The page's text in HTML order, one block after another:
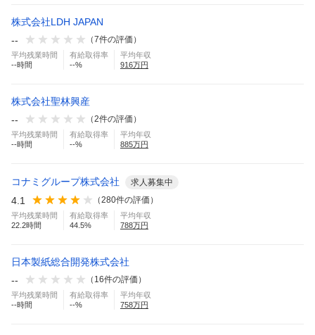
株式会社LDH JAPAN
--
（7件の評価）
平均残業時間
--時間
有給取得率
--%
平均年収
916万円
株式会社聖林興産
--
（2件の評価）
平均残業時間
--時間
有給取得率
--%
平均年収
885万円
コナミグループ株式会社 求人募集中
4.1 （280件の評価）
平均残業時間
22.2時間
有給取得率
44.5%
平均年収
788万円
日本製紙総合開発株式会社
--
（ 16件の評価）
平均残業時間
--時間
有給取得率
--%
平均年収
758万円